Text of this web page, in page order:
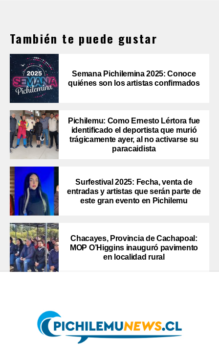
También te puede gustar
Semana Pichilemina 2025: Conoce
quiénes son los artistas confirmados
Pichilemu: Como Ernesto Lértora fue
identificado el deportista que murió
trágicamente ayer, al no activarse su
paracaidista
Surfestival 2025: Fecha, venta de
entradas y artistas que serán parte de
este gran evento en Pichilemu
Chacayes, Provincia de Cachapoal:
MOP O’Higgins inauguró pavimento
en localidad rural